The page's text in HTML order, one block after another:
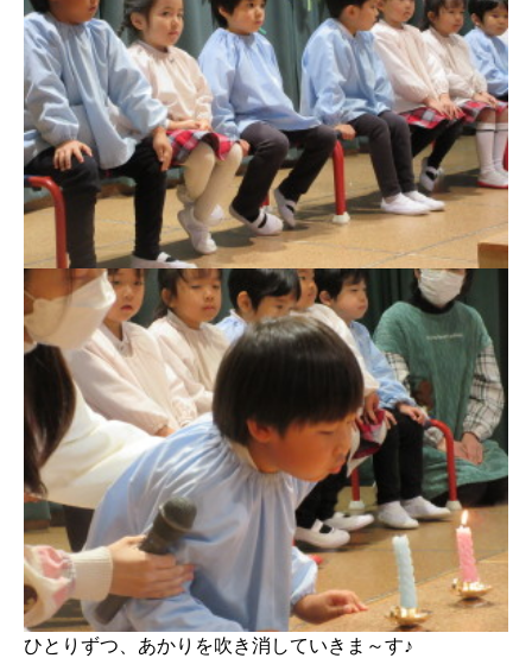
ひとりずつ、あかりを吹き消していきま～す♪